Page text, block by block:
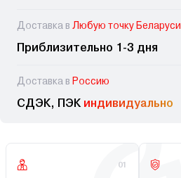
Доставка в Любую точку Беларуси
Приблизительно 1-3 дня
Доставка в Россию
СДЭК, ПЭК индивидуально
01